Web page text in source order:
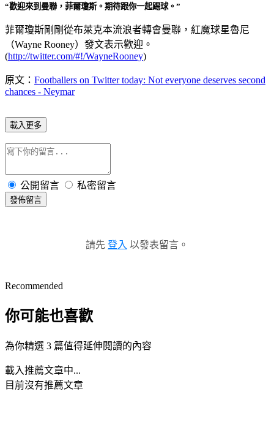
“歡迎來到曼聯，菲爾瓊斯。期待跟你一起踢球。”
菲爾瓊斯剛剛從布萊克本流浪者轉會曼聯，紅魔球星魯尼
（Wayne Rooney）發文表示歡迎。
(http://twitter.com/#!/WayneRooney)
原文： Footballers on Twitter today: Not everyone deserves second
chances - Neymar
載入更多
公開留言 私密留言
發佈留言
請先 登入 以發表留言。
Recommended
你可能也喜歡
為你精選 3 篇值得延伸閱讀的內容
載入推薦文章中...
目前沒有推薦文章